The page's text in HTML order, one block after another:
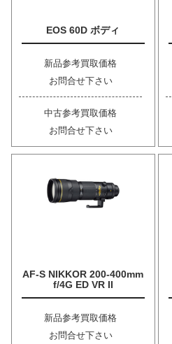
EOS 60D ボディ
新品参考買取価格
お問合せ下さい
中古参考買取価格
お問合せ下さい
AF-S NIKKOR 200-400mm
f/4G ED VR II
新品参考買取価格
お問合せ下さい